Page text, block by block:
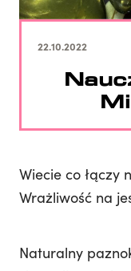
22.10.2022
Wiecie co łączy
Wrażliwość na
Naturalny